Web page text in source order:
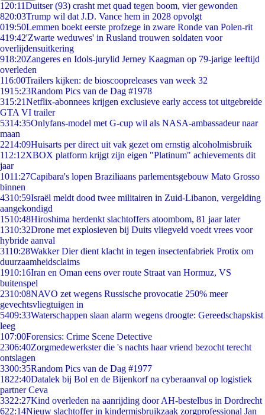
1 20:11Duitser (93) crasht met quad tegen boom, vier gewonden
820:03Trump wil dat J.D. Vance hem in 2028 opvolgt
019:50Lemmen boekt eerste profzege in zware Ronde van Polen-rit
419:42'Zwarte weduwes' in Rusland trouwen soldaten voor
overlijdensuitkering
918:20Zangeres en Idols-jurylid Jerney Kaagman op 79-jarige leeftijd
overleden
116:00Trailers kijken: de bioscoopreleases van week 32
1915:23Random Pics van de Dag #1978
315:21Netflix-abonnees krijgen exclusieve early access tot uitgebreide
GTA VI trailer
5314:35Onlyfans-model met G-cup wil als NASA-ambassadeur naar
maan
2214:09Huisarts per direct uit vak gezet om ernstig alcoholmisbruik
112:12XBOX platform krijgt zijn eigen "Platinum" achievements dit
jaar
1011:27Capibara's lopen Braziliaans parlementsgebouw Mato Grosso
binnen
4310:59Israël meldt dood twee militairen in Zuid-Libanon, vergelding
aangekondigd
1510:48Hiroshima herdenkt slachtoffers atoombom, 81 jaar later
1310:32Drone met explosieven bij Duits vliegveld voedt vrees voor
hybride aanval
3110:28Wakker Dier dient klacht in tegen insectenfabriek Protix om
duurzaamheidsclaims
1910:16Iran en Oman eens over route Straat van Hormuz, VS
buitenspel
2310:08NAVO zet wegens Russische provocatie 250% meer
gevechtsvliegtuigen in
5409:33Waterschappen slaan alarm wegens droogte: Gereedschapskist
leeg
107:00Forensics: Crime Scene Detective
2306:40Zorgmedewerkster die 's nachts haar vriend bezocht terecht
ontslagen
3300:35Random Pics van de Dag #1977
1822:40Datalek bij Bol en de Bijenkorf na cyberaanval op logistiek
partner Ceva
3322:27Kind overleden na aanrijding door AH-bestelbus in Dordrecht
622:14Nieuw slachtoffer in kindermisbruikzaak zorgprofessional Jan